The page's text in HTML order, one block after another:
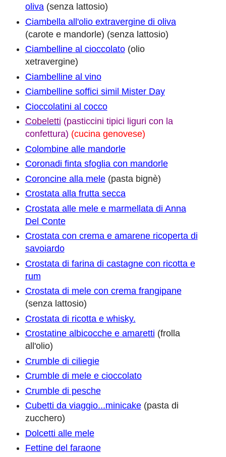
oliva(senza lattosio)
Ciambella all'olio extravergine di oliva
(carote e mandorle) (senza lattosio)
Ciambelline al cioccolato(olio
xetravergine)
Ciambelline al vino
Ciambelline soffici simil Mister Day
Cioccolatini al cocco
Cobeletti (pasticcini tipici liguri con la
confettura) (cucina genovese)
Colombine alle mandorle
Coronadi finta sfoglia con mandorle
Coroncine alla mele(pasta bignè)
Crostata alla frutta secca
Crostata alle mele e marmellata di Anna
Del Conte
Crostata con crema e amarene ricoperta di
savoiardo
Crostata di farina di castagne con ricotta e
rum
Crostata di mele con crema frangipane
(senza lattosio)
Crostata di ricotta e whisky.
Crostatine albicocche e amaretti (frolla
all'olio)
Crumble di ciliegie
Crumble di mele e cioccolato
Crumble di pesche
Cubetti da viaggio...minicake(pasta di
zucchero)
Dolcetti alle mele
Fettine del faraone